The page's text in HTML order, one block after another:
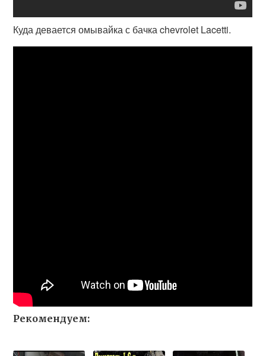
Куда девается омывайка с бачка chevrolet Lacetti.
Рекомендуем: